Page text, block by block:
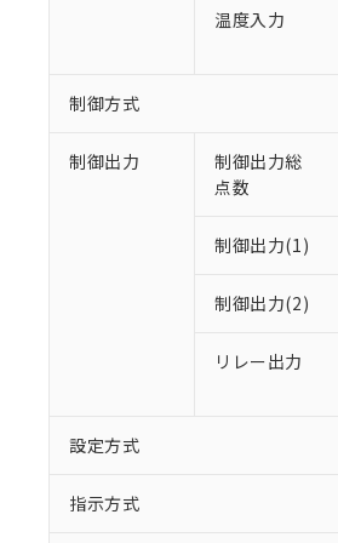
温度入力
制御方式
制御出力
制御出力総
点数
制御出力(1)
制御出力(2)
リレー出力
設定方式
指示方式